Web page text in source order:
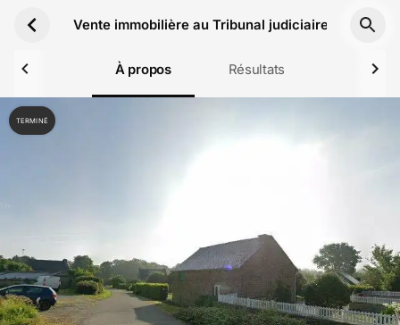
Vente immobilière au Tribunal judiciaire de
À propos Résultats
TERMINÉ